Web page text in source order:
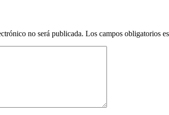
no será publicada. Los campos obligatorios